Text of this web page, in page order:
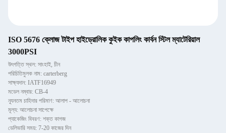
ISO 5676 ক্লোজ টাইপ হাইড্রোলিক কুইক কাপলিং কার্বন স্টিল ম্যাটেরিয়াল
3000PSI
উৎপত্তি স্থল: সাংহাই, চীন
পরিচিতিমুলক নাম: carterberg
সাক্ষ্যদান: IATF16949
মডেল নম্বার: CB-4
ন্যূনতম চাহিদার পরিমাণ: আলাপ - আলোচনা
মূল্য: আলোচনা সাপেক্ষে
প্যাকেজিং বিবরণ: শক্ত কাগজ
ডেলিভারি সময়: 7-20 কাজের দিন